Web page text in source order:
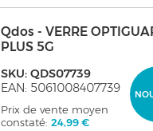
Qdos - VERRE
PLUS 5G
SKU: QDS07739
EAN: 5061008407739
Prix de vente moyen
constaté:24,99 €